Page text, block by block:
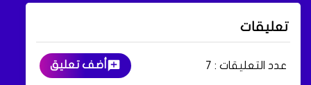
تعليقات
عدد التعليقات : 7 أضف تعليق